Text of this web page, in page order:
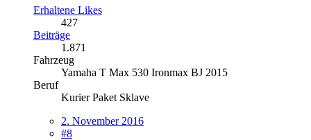
Erhaltene Likes
427
Beiträge
1.871
Fahrzeug
Yamaha T Max 530 Ironmax BJ 2015
Beruf
Kurier Paket Sklave
2. November 2016
#8